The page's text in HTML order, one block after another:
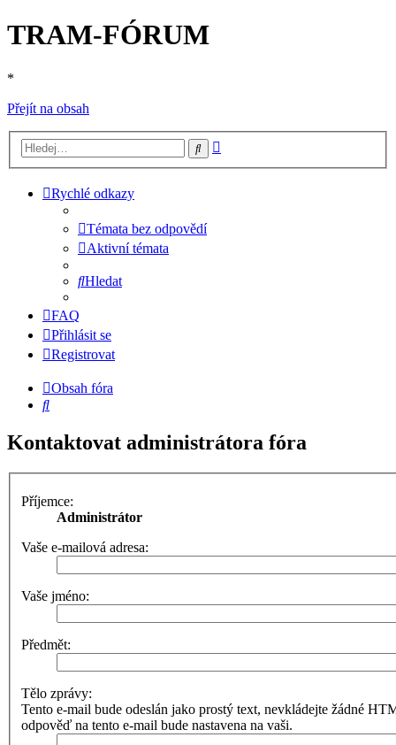
TRAM-FÓRUM
*
Přejít na obsah
Hledat
Rychlé odkazy
Témata bez odpovědí
Aktivní témata
Hledat
FAQ
Přihlásit se
Registrovat
Obsah fóra
Hledat
Kontaktovat administrátora fóra
Příjemce:
Administrátor
Vaše e-mailová adresa:
Vaše jméno:
Předmět:
Tělo zprávy:
Tento e-mail bude odeslán jako prostý text, nevkládejte žádné
odpověď na tento e-mail bude nastavena na vaši.